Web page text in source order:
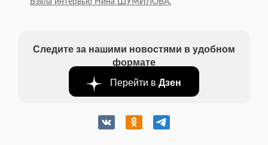
Взяла интервью Нина ШУМИЛОВА.
Следите за нашими новостями в удобном
формате
Перейти в Дзен